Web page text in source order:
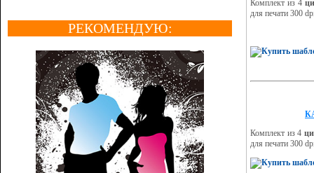
РЕКОМЕНДУЮ:
Комплект из 4
для печати 300
Комплект из 4
для печати 300